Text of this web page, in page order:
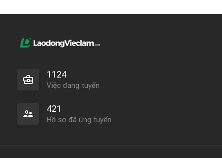
1124
Việc đang tuyển
421
Hồ sơ đã ứng tuyển